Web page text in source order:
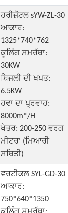
ਹਰੀਜ਼ੱਟਲ sYW-ZL-30
ਆਕਾਰ:
1325*740*762
ਕੂਲਿੰਗ ਸਮਰੱਥਾ:
30KW
ਬਿਜਲੀ ਦੀ ਖਪਤ:
6.5KW
ਹਵਾ ਦਾ ਪ੍ਰਵਾਹ:
8000m*/H
ਖੇਤਰ: 200-250 ਵਰਗ
ਮੀਟਰ' (ਮਿਆਰੀ
ਸਥਿਤੀ)
ਵਰਟੀਕਲ SYL-GD-30
ਆਕਾਰ:
750*640*1350